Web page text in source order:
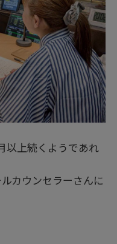
以上続くようであれ
カウンセラーさんに